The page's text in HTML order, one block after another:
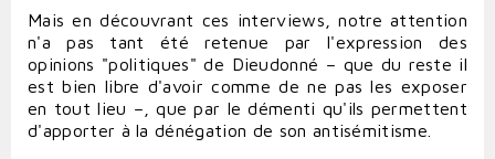
Mais en découvrant ces interviews, notre attention
n'a pas tant été retenue par l'expression des
opinions "politiques" de Dieudonné – que du reste il
est bien libre d'avoir comme de ne pas les exposer
en tout lieu –, que par le démenti qu'ils permettent
d'apporter à la dénégation de son antisémitisme.